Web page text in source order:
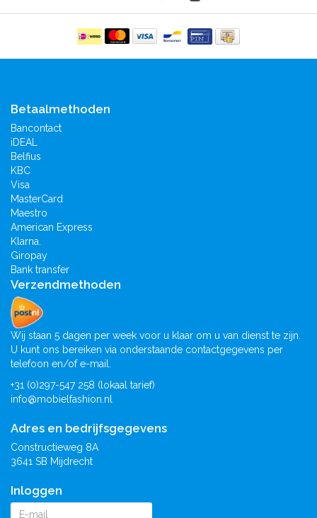
Betaalmethoden
Bancontact
iDEAL
Belfius
KBC
Visa
MasterCard
Maestro
American Express
Klarna.
Giropay
Bank transfer
Verzendmethoden
Wij staan 5 dagen per week voor u klaar om u van dienst te zijn.
U kunt ons bereiken via onderstaande contactgegevens per
telefoon en/of e-mail.
+31 (0)297-547 258 (lokaal tarief)
info@mobielfashion.nl
Adres en bedrijfsgegevens
Constructieweg 8A
3641 SB Mijdrecht
Inloggen